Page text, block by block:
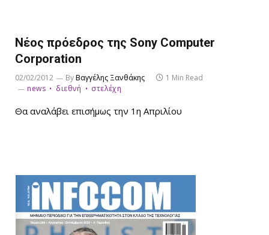
Νέος πρόεδρος της Sony Computer
Corporation
02/02/2012 ByΒαγγέλης Ξανθάκης
1 Min Read
news
διεθνή στελέχη
Θα αναλάβει επισήμως την 1η Απριλίου